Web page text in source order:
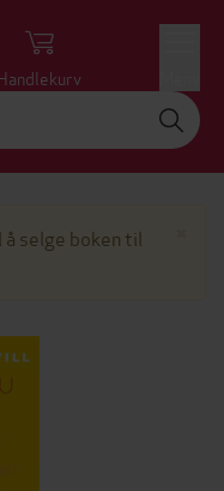
selge boken til